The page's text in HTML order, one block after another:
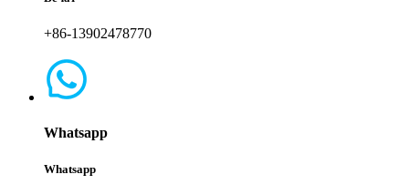
+86-13902478770
Whatsapp
Whatsapp